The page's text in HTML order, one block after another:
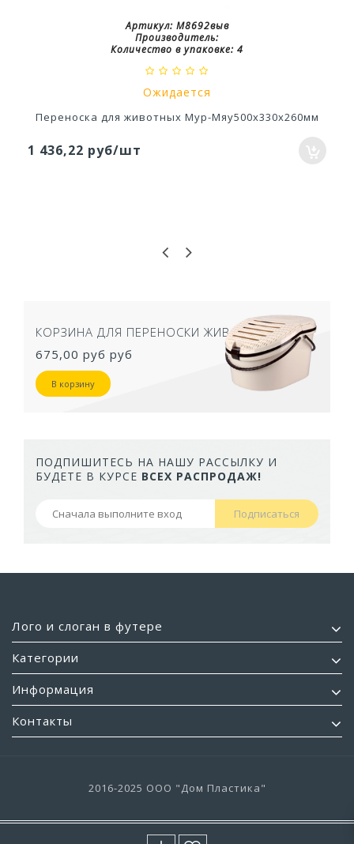
Артикул: М8692выв
Производитель:
Количество в упаковке: 4
Ожидается
Переноска для животных Мур-Мяу500х330х260мм
1 436,22 руб/шт
ТУАЛЕТ ДЛЯ КОШЕК ЗАКРЫТЫЙ СЕРЫЙ
50,5Х39Х41 СМ
957,40 руб
В корзину
ПОДПИШИТЕСЬ НА НАШУ РАССЫЛКУ И
БУДЕТЕ В КУРСЕ ВСЕХ РАСПРОДАЖ!
Подписаться
Лого и слоган в футере
Категории
Информация
Контакты
2016-2025 ООО "Дом Пластика"